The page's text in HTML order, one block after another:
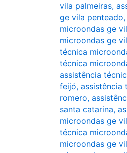
vila palmeiras,
ge vila penteado,
microondas ge
microondas ge
técnica
técnica
assistência
feijó, assistência
romero,
santa catarina,
microondas ge
técnica
microondas ge